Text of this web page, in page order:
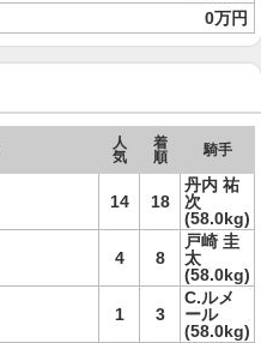
0万円
人
気
着
順
騎手
14 18
丹内 祐
次
(58.0kg)
4 8
戸崎 圭
太
(58.0kg)
1 3
C.ルメ
ール
(58.0kg)